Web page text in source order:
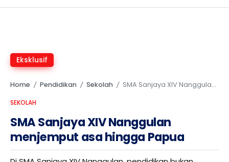
Eksklusif
Home / Pendidikan / Sekolah / SMA Sanjaya XIV Nanggulan menjemput asa hingga Papua
SEKOLAH
SMA Sanjaya XIV Nanggulan
menjemput asa hingga Papua